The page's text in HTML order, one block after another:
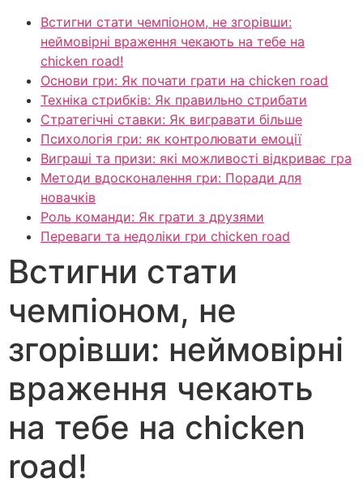
Встигни стати чемпіоном, не згорівши:
неймовірні враження чекають на тебе на
chicken road!
Основи гри: Як почати грати на chicken road
Техніка стрибків: Як правильно стрибати
Стратегічні ставки: Як вигравати більше
Психологія гри: як контролювати емоції
Виграші та призи: які можливості відкриває гра
Методи вдосконалення гри: Поради для
новачків
Роль команди: Як грати з друзями
Переваги та недоліки гри chicken road
Встигни стати
чемпіоном, не
згорівши: неймовірні
враження чекають
на тебе на chicken
road!